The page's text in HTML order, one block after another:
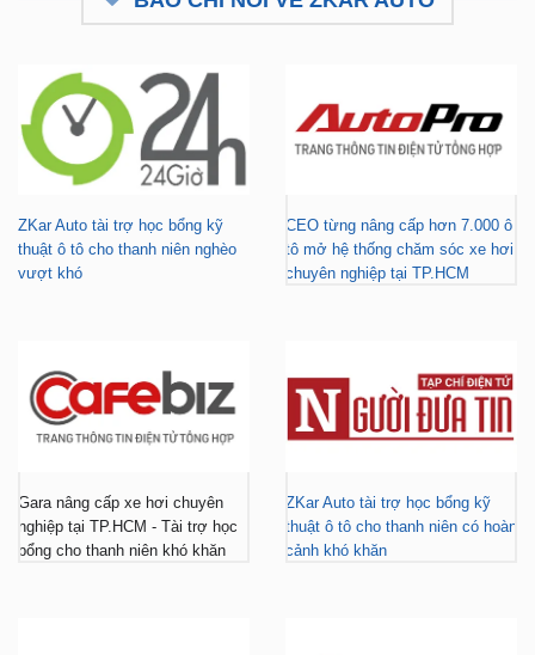
ZKar Auto tài trợ học bổng kỹ
thuật ô tô cho thanh niên nghèo
vượt khó
CEO từng nâng cấp hơn 7.000 ô
tô mở hệ thống chăm sóc xe hơi
chuyên nghiệp tại TP.HCM
Gara nâng cấp xe hơi chuyên
nghiệp tại TP.HCM - Tài trợ học
bổng cho thanh niên khó khăn
ZKar Auto tài trợ học bổng kỹ
thuật ô tô cho thanh niên có hoàn
cảnh khó khăn